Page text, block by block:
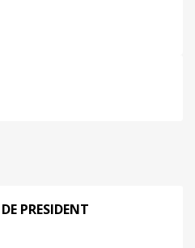
PRESIDENT